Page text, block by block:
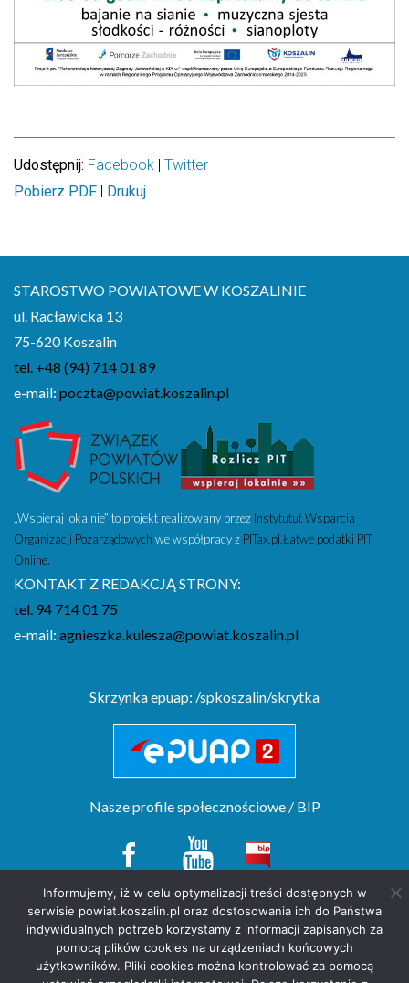
Udostępnij: Facebook | Twitter
Pobierz PDF | Drukuj
STAROSTWO POWIATOWE W KOSZALINIE
ul. Racławicka 13
75-620 Koszalin
tel. +48 (94) 714 01 89
e-mail: poczta@powiat.koszalin.pl
„Wspieraj lokalnie” to projekt realizowany przez Instytutut Wsparcia
Organizacji Pozarządowych we współpracy z PITax.pl.Łatwe podatki PIT
Online.
KONTAKT Z REDAKCJĄ STRONY:
tel. 94 714 01 75
e-mail: agnieszka.kulesza@powiat.koszalin.pl
Skrzynka epuap: /spkoszalin/skrytka
Nasze profile społecznościowe / BIP
Copyright(c) by Starostwo Powiatowe w Koszalinie. All rights reserved.
projekt stronyPOZitive.pl
Deklaracja dostępności
Informujemy, iż w celu optymalizacji treści dostępnych w
serwisie powiat.koszalin.pl oraz dostosowania ich do Państwa
indywidualnych potrzeb korzystamy z informacji zapisanych za
pomocą plików cookies na urządzeniach końcowych
użytkowników. Pliki cookies można kontrolować za pomocą